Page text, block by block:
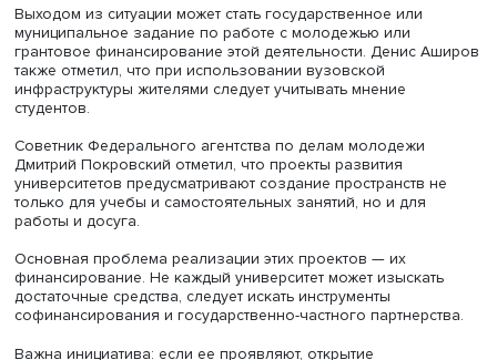
полагает директор Департамента молодежной политики
Министерства науки и высшего образования Денис
Важно понимать, какие барьеры при соблюдении
безопасности можно снять. По его мнению, следует
более понятную навигацию для поиска внеучебной
инфраструктуры и перечень доступных пространств. Он
рассказал об удачных решениях в Московском
государственном строительном университете и в
госуниверситете.
Среди проблем использования инфраструктуры вузов
горожанами Денис Аширов назвал оплату за услуги:
случае отказа от ее взимания университеты будут нести
налоговые обязательства. Возникает также вопрос
быстрого износа оборудования и расходов